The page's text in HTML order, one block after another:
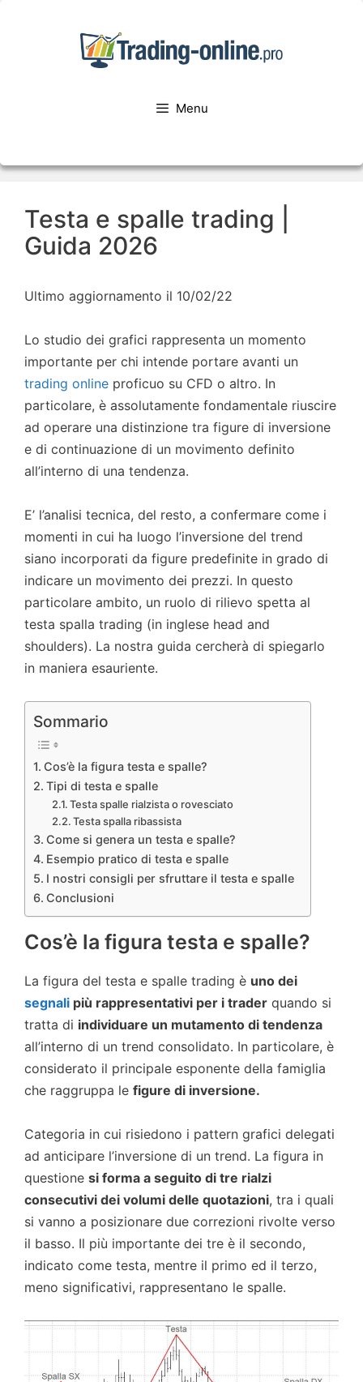
Menu
Testa e spalle trading |
Guida 2026
Ultimo aggiornamento il 10/02/22
Lo studio dei grafici rappresenta un momento
importante per chi intende portare avanti un
trading online proficuo su CFD o altro. In
particolare, è assolutamente fondamentale riuscire
ad operare una distinzione tra figure di inversione
e di continuazione di un movimento definito
all’interno di una tendenza.
E’ l’analisi tecnica, del resto, a confermare come i
momenti in cui ha luogo l’inversione del trend
siano incorporati da figure predefinite in grado di
indicare un movimento dei prezzi. In questo
particolare ambito, un ruolo di rilievo spetta al
testa spalla trading (in inglese head and
shoulders). La nostra guida cercherà di spiegarlo
in maniera esauriente.
Sommario
Cos’è la figura testa e spalle?
Tipi di testa e spalle
Testa spalle rialzista o rovesciato
Testa spalla ribassista
Come si genera un testa e spalle?
Esempio pratico di testa e spalle
I nostri consigli per sfruttare il testa e spalle
Conclusioni
Cos’è la figura testa e spalle?
La figura del testa e spalle trading è uno dei
segnali più rappresentativi per i trader quando si
tratta di individuare un mutamento di tendenza
all’interno di un trend consolidato. In particolare, è
considerato il principale esponente della famiglia
che raggruppa le figure di inversione.
Categoria in cui risiedono i pattern grafici delegati
ad anticipare l’inversione di un trend. La figura in
questione si forma a seguito di tre rialzi
consecutivi dei volumi delle quotazioni, tra i quali
si vanno a posizionare due correzioni rivolte verso
il basso. Il più importante dei tre è il secondo,
indicato come testa, mentre il primo ed il terzo,
meno significativi, rappresentano le spalle.